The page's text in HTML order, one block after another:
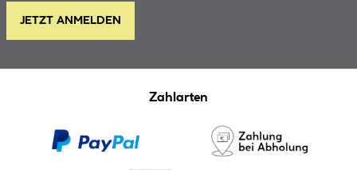
JETZT ANMELDEN
Zahlarten